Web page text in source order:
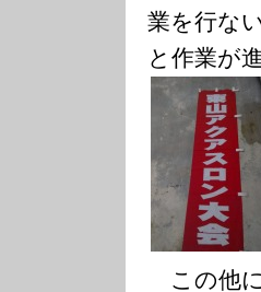
業を行な
と作業が
この他